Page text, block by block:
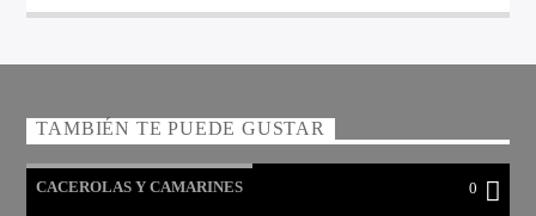
TAMBIÉN TE PUEDE GUSTAR
CACEROLAS Y CAMARINES 0